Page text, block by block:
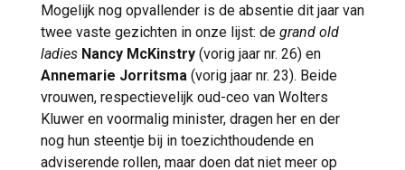
ze: ‘Mijn gezin en ik hebben de afgelopen
tien jaar in Stockholm, Londen en Oslo
gewoond en we genieten er echt van om
nieuwe steden en culturen te ontdekken.
Mijn jongste zoon, mijn man en ik zijn erg
enthousiast over onze verhuizing naar
Amsterdam; ons recente bezoek heeft dat
Mogelijk nog opvallender is de absentie dit jaar van
twee vaste gezichten in onze lijst: de grand old
ladies Nancy McKinstry (vorig jaar nr. 26) en
Annemarie Jorritsma (vorig jaar nr. 23). Beide
vrouwen, respectievelijk oud-ceo van Wolters
Kluwer en voormalig minister, dragen her en der
nog hun steentje bij in toezichthoudende en
adviserende rollen, maar doen dat niet meer op